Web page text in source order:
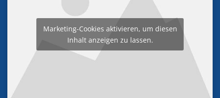
Marketing-Cookies aktivieren, um diesen
Inhalt anzeigen zu lassen.